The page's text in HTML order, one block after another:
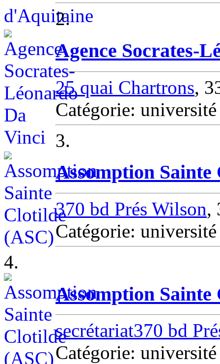
2.
Agence Socrates-
25 quai Chartrons,
Catégorie:
3.
Assomption
370 bd Prés Wilson,
Catégorie:
4.
Assomption
secrétariat370 bd
Catégorie: